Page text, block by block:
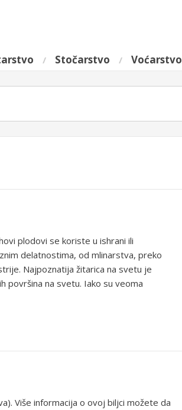
Stočarstvo Voćarstvo
plodovi se koriste u ishrani ili
delatnostima, od mlinarstva, preko
Najpoznatija žitarica na svetu je
površina na svetu. Iako su veoma
Više informacija o ovoj biljci možete da